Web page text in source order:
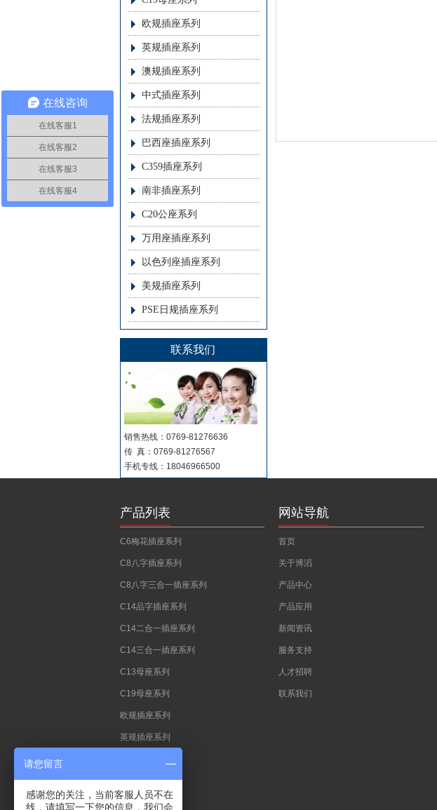
欧规插座系列
英规插座系列
澳规插座系列
中式插座系列
法规插座系列
巴西座插座系列
C359插座系列
南非插座系列
C20公座系列
万用座插座系列
以色列座插座系列
美规插座系列
PSE日规插座系列
联系我们
销售热线：0769-81276636
传 真：0769-81276567
手机专线：18046966500
产品列表
C6梅花插座系列
C8八字插座系列
C8八字三合一插座系列
C14品字插座系列
C14二合一插座系列
C14三合一插座系列
C13母座系列
C19母座系列
欧规插座系列
英规插座系列
中式插座系列
法规插座系列
网站导航
首页
关于博滔
产品中心
产品应用
新闻资讯
服务支持
人才招聘
联系我们
在线咨询
在线客服1
在线客服2
在线客服3
在线客服4
请您留言
感谢您的关注，当前客服人员不在
线，请填写一下您的信息，我们会